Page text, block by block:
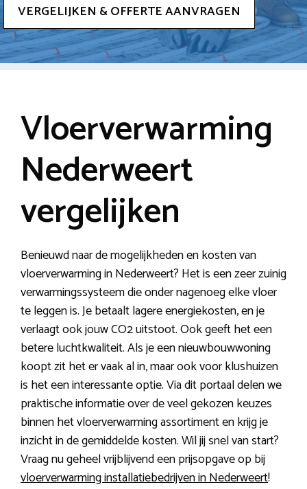
VERGELIJKEN & OFFERTE AANVRAGEN
Vloerverwarming
Nederweert
vergelijken
Benieuwd naar de mogelijkheden en kosten van
vloerverwarming in Nederweert? Het is een zeer zuinig
verwarmingssysteem die onder nagenoeg elke vloer
te leggen is. Je betaalt lagere energiekosten, en je
verlaagt ook jouw CO2 uitstoot. Ook geeft het een
betere luchtkwaliteit. Als je een nieuwbouwwoning
koopt zit het er vaak al in, maar ook voor klushuizen
is het een interessante optie. Via dit portaal delen we
praktische informatie over de veel gekozen keuzes
binnen het vloerverwarming assortiment en krijg je
inzicht in de gemiddelde kosten. Wil jij snel van start?
Vraag nu geheel vrijblijvend een prijsopgave op bij
vloerverwarming installatiebedrijven in Nederweert!